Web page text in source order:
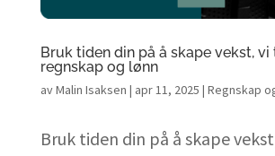
Bruk tiden din på å skape vekst, vi
regnskap og lønn
avMalin Isaksen | apr 11, 2025 | Regnskap
Bruk tiden din på å skape